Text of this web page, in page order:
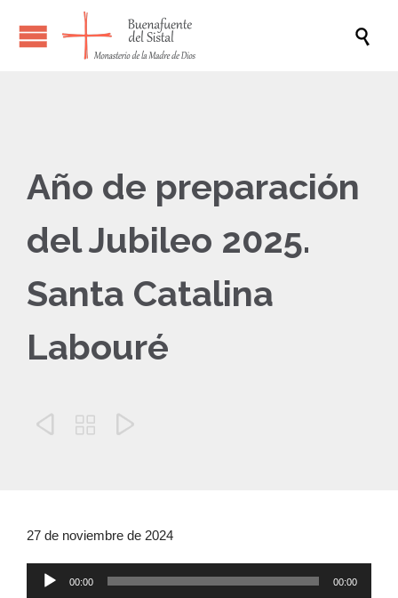

Año de preparación
del Jubileo 2025.
Santa Catalina
Labouré
  
27 de noviembre de 2024
00:00 00:00